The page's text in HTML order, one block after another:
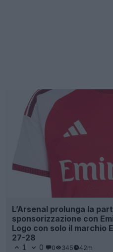
L’Arsenal prolunga la
sponsorizzazione con
Logo con solo il marchio
27-28
1 0 0 345 42m